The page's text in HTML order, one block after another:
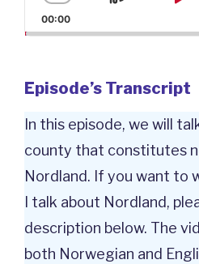
Playback
Rate
Skip
00:00
Episode’s Transcript
In this episode, we will
county that constitutes
Nordland. If you want to
I talk about Nordland,
description below. The
both Norwegian and